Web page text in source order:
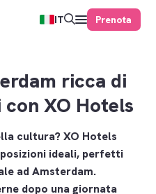
IT Prenota
ricca di
XO Hotels
cultura? XO Hotels
ideali, perfetti
ad Amsterdam.
dopo una giornata